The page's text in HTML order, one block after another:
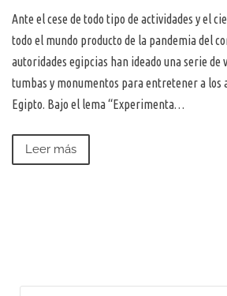
Ante el cese de todo tipo de actividades y el
todo el mundo producto de la pandemia del
autoridades egipcias han ideado una serie de
tumbas y monumentos para entretener a los
Egipto. Bajo el lema “Experimenta…
Leer más